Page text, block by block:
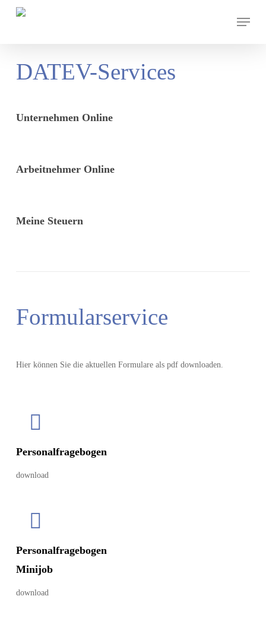
Menu
DATEV-Services
Unternehmen Online
Arbeitnehmer Online
Meine Steuern
Formularservice
Hier können Sie die aktuellen Formulare als pdf downloaden.
Personalfragebogen
download
Personalfragebogen
Minijob
download